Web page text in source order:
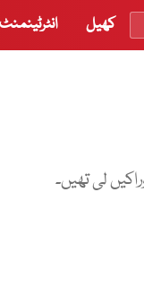
کھیل انٹرٹینمنٹ